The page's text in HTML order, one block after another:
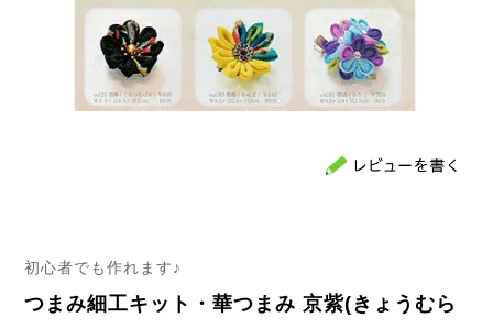
初心者でも作れます♪
つまみ細工キット・華つまみ 京紫(きょうむら